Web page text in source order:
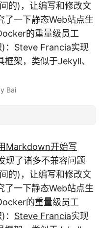
的)，让编写和修改文
了一下静态Web站点生
的重量级员工
：Steve Francia实现
架，类似于Jekyll、
Bai
Markdown开始写
现了诸多不兼容问题
的)，让编写和修改文
了一下静态Web站点生
的重量级员工
Steve Francia实现